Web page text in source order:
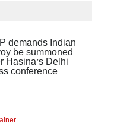
demands Indian
be summoned
Hasina’s Delhi
conference